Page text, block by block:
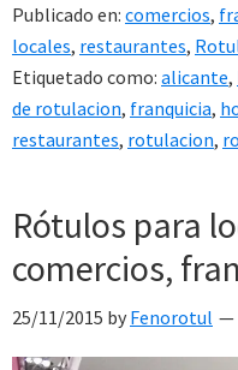
Publicado en: comercios,
locales, restaurantes,
Etiquetado como: alicante,
de rotulacion, franquicia,
restaurantes, rotulacion,
Rótulos para
comercios,
25/11/2015 by Fenorotul